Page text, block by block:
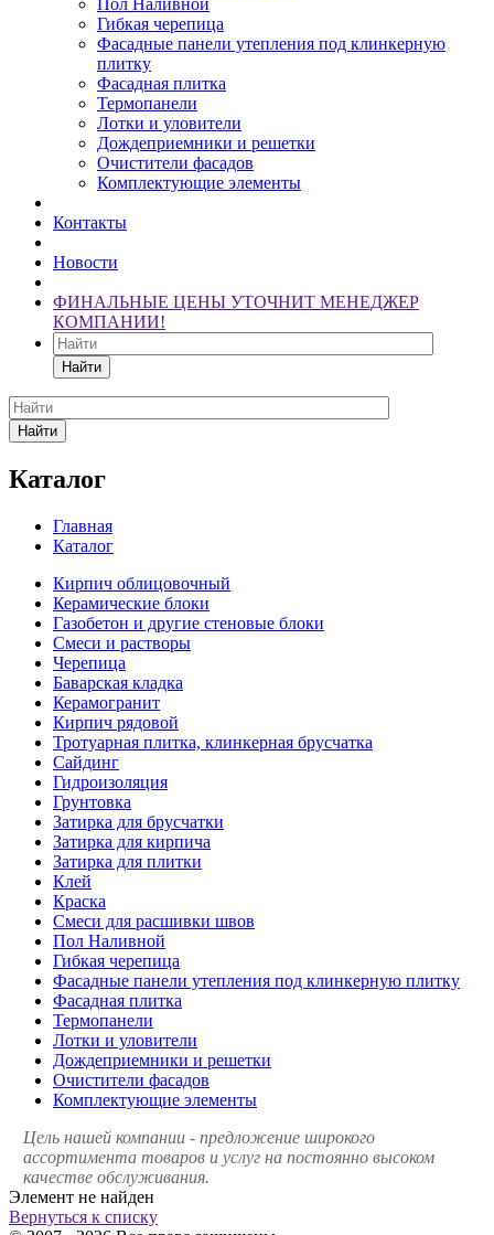
Пол Наливной
Гибкая черепица
Фасадные панели утепления под клинкерную
плитку
Фасадная плитка
Термопанели
Лотки и уловители
Дождеприемники и решетки
Очистители фасадов
Комплектующие элементы
Контакты
Новости
ФИНАЛЬНЫЕ ЦЕНЫ УТОЧНИТ МЕНЕДЖЕР
КОМПАНИИ!
Найти
Найти
Каталог
Главная
Каталог
Кирпич облицовочный
Керамические блоки
Газобетон и другие стеновые блоки
Смеси и растворы
Черепица
Баварская кладка
Керамогранит
Кирпич рядовой
Тротуарная плитка, клинкерная брусчатка
Сайдинг
Гидроизоляция
Грунтовка
Затирка для брусчатки
Затирка для кирпича
Затирка для плитки
Клей
Краска
Смеси для расшивки швов
Пол Наливной
Гибкая черепица
Фасадные панели утепления под клинкерную плитку
Фасадная плитка
Термопанели
Лотки и уловители
Дождеприемники и решетки
Очистители фасадов
Комплектующие элементы
Цель нашей компании - предложение широкого
ассортимента товаров и услуг на постоянно высоком
качестве обслуживания.
Элемент не найден
Вернуться к списку